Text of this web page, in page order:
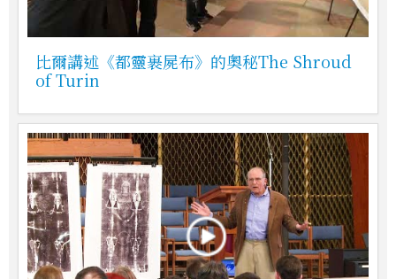
比爾講述《都靈裹屍布》的奧秘The Shroud
of Turin